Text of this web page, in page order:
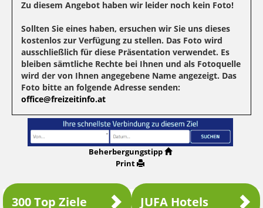
Zu diesem Angebot haben wir leider noch kein Foto!
Sollten Sie eines haben, ersuchen wir Sie uns dieses
kostenlos zur Verfügung zu stellen. Das Foto wird
ausschließlich für diese Präsentation verwendet. Es
bleiben sämtliche Rechte bei Ihnen und als Fotoquelle
wird der von Ihnen angegebene Name angezeigt. Das
Foto bitte an folgende Adresse senden:
office@freizeitinfo.at
Beherbergungstipp
Print
300 Top Ziele JUFA Hotels